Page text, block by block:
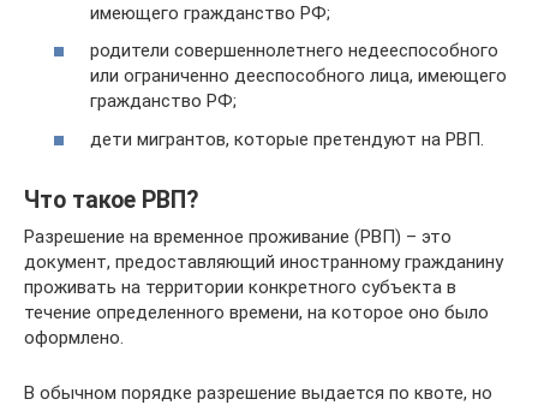
имеющего гражданство РФ;
родители совершеннолетнего недееспособного
или ограниченно дееспособного лица, имеющего
гражданство РФ;
дети мигрантов, которые претендуют на РВП.
Что такое РВП?
Разрешение на временное проживание (РВП) – это
документ, предоставляющий иностранному гражданину
проживать на территории конкретного субъекта в
течение определенного времени, на которое оно было
оформлено.
В обычном порядке разрешение выдается по квоте, но